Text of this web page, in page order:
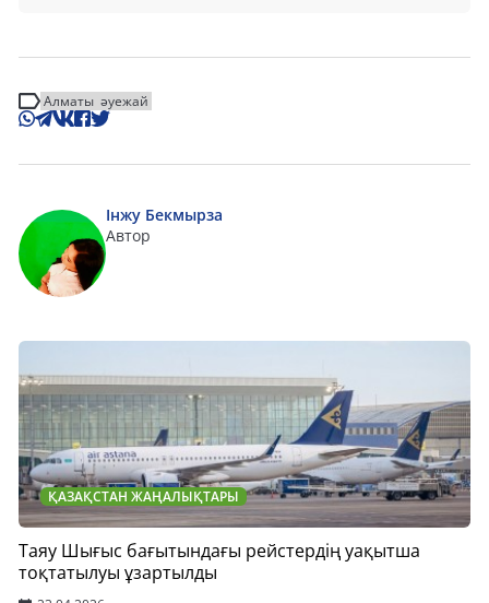
Алматы әуежай
Інжу Бекмырза
Автор
ҚАЗАҚСТАН ЖАҢАЛЫҚТАРЫ
Таяу Шығыс бағытындағы рейстердің уақытша
тоқтатылуы ұзартылды